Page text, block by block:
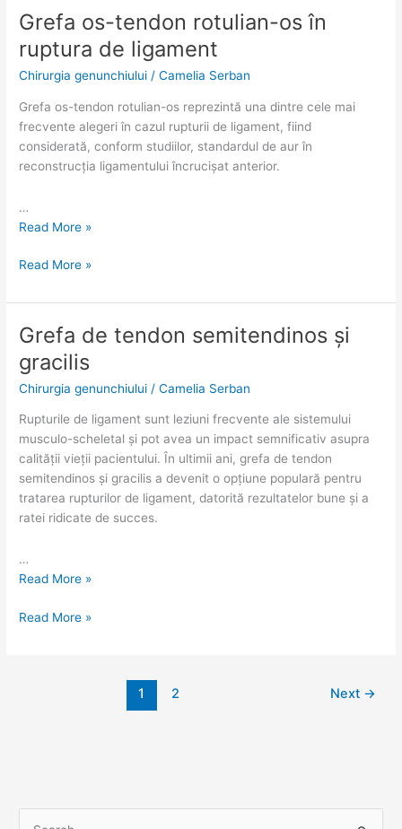
Grefa os-tendon rotulian-os în
ruptura de ligament
Chirurgia genunchiului /Camelia Serban
Grefa os-tendon rotulian-os reprezintă una dintre cele mai
frecvente alegeri în cazul rupturii de ligament, fiind
considerată, conform studiilor, standardul de aur în
reconstrucția ligamentului încrucișat anterior.
…
Grefa
tendon
rotulian-
Read More »
Grefa
tendon
rotulian-
Read More »
Grefa de tendon semitendinos și
gracilis
Chirurgia genunchiului /Camelia Serban
Rupturile de ligament sunt leziuni frecvente ale sistemului
musculo-scheletal și pot avea un impact semnificativ asupra
calității vieții pacientului. În ultimii ani, grefa de tendon
semitendinos și gracilis a devenit o opțiune populară pentru
tratarea rupturilor de ligament, datorită rezultatelor bune și a
ratei ridicate de succes.
…
Grefa
tendon
semitendinos
gracilis
Read More »
Grefa
tendon
semitendinos
gracilis
Read More »
1 2 Next →